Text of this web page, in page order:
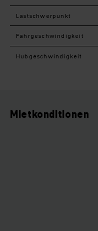
Last­schwerpunkt
Fahr­geschwindigkeit
Hub­geschwindigkeit
Mietkonditionen